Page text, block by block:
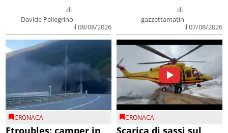
di
Davide Pellegrino
il 08/08/2026
di
gazzettamatin
il 07/08/2026
CRONACA
Etroubles: camper in
CRONACA
Scarica di sassi sul